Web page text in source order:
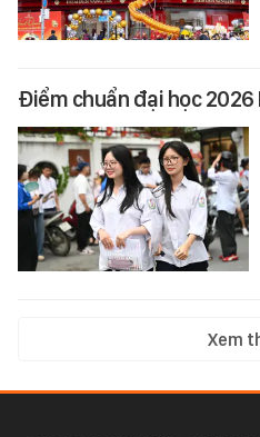
Điểm chuẩn đại học 2026
Xem